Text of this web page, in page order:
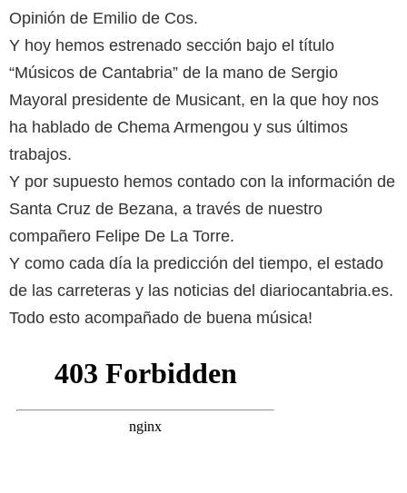
Opinión de Emilio de Cos.
Y hoy hemos estrenado sección bajo el título
“Músicos de Cantabria” de la mano de Sergio
Mayoral presidente de Musicant, en la que hoy nos
ha hablado de Chema Armengou y sus últimos
trabajos.
Y por supuesto hemos contado con la información de
Santa Cruz de Bezana, a través de nuestro
compañero Felipe De La Torre.
Y como cada día la predicción del tiempo, el estado
de las carreteras y las noticias del diariocantabria.es.
Todo esto acompañado de buena música!